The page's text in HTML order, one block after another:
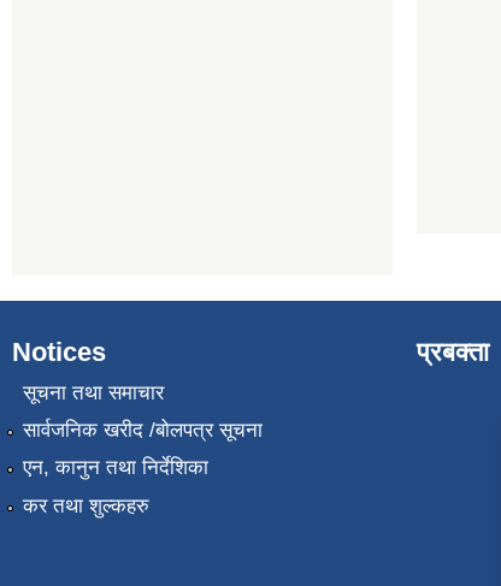
Notices
सूचना तथा समाचार
सार्वजनिक खरीद /बोलपत्र सूचना
एन, कानुन तथा निर्देशिका
कर तथा शुल्कहरु
प्रबक्ता